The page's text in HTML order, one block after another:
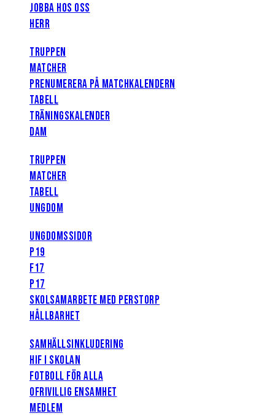
JOBBA HOS OSS
HERR
TRUPPEN
MATCHER
PRENUMERERA PÅ MATCHKALENDERN
TABELL
TRÄNINGSKALENDER
DAM
TRUPPEN
MATCHER
TABELL
UNGDOM
UNGDOMSSIDOR
P19
F17
P17
SKOLSAMARBETE MED PERSTORP
HÅLLBARHET
SAMHÄLLSINKLUDERING
HIF I SKOLAN
FOTBOLL FÖR ALLA
OFRIVILLIG ENSAMHET
MEDLEM